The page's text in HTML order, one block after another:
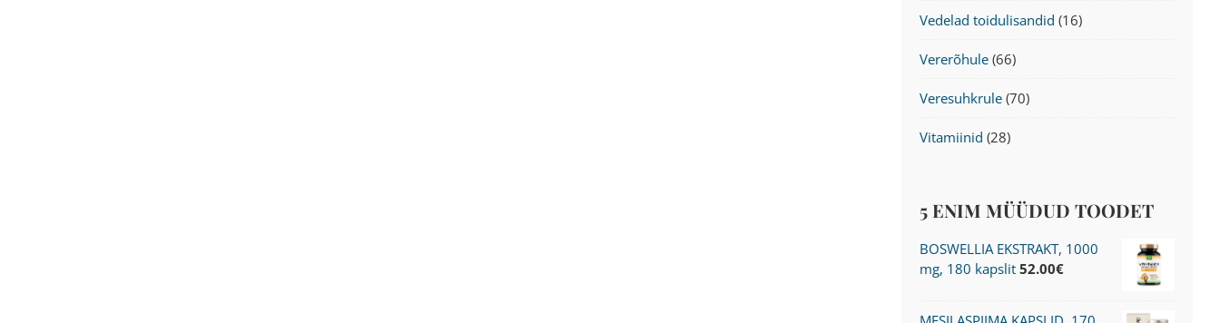
Vedelad toidulisandid (16)
Vererõhule (66)
Veresuhkrule (70)
Vitamiinid (28)
5 ENIM MÜÜDUD TOODET
BOSWELLIA EKSTRAKT, 1000
mg, 180 kapslit 52.00€